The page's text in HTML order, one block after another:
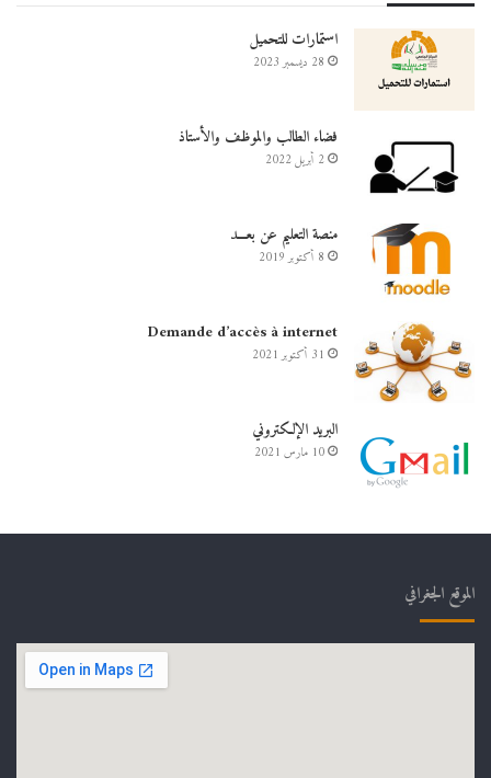
استمارات للتحميل
28 ديسمبر 2023
فضاء الطالب والموظف والأستاذ
2 أبريل 2022
منصة التعليم عن بعـــد
8 أكتوبر 2019
Demande d’accès à internet
31 أكتوبر 2021
البريد الإلكتروني
10 مارس 2021
الموقع الجغرافي